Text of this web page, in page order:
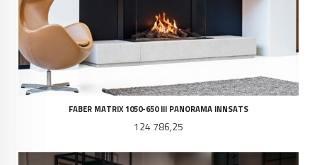
FABER MATRIX 1050-650 III PANORAMA INNSATS
Pris
124 786,25